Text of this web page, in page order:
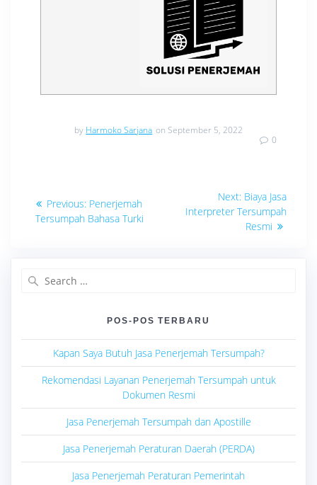
by Harmoko Sarjana on September 5, 2022
0
pos
Previous: Previous
post:
Penerjemah
Tersumpah Bahasa Turki
Next: Next
post:
Biaya Jasa
Interpreter Tersumpah
Resmi
POS-POS TERBARU
Kapan Saya Butuh Jasa Penerjemah Tersumpah?
Rekomendasi Layanan Penerjemah Tersumpah untuk
Dokumen Resmi
Jasa Penerjemah Tersumpah dan Apostille
Jasa Penerjemah Peraturan Daerah (PERDA)
Jasa Penerjemah Peraturan Pemerintah